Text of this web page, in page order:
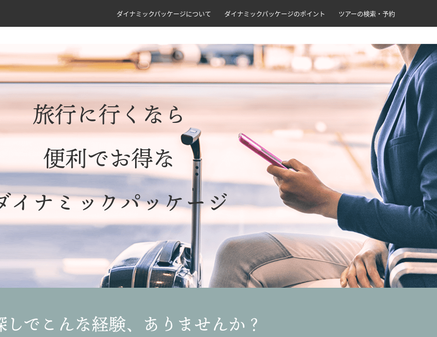
ダイナミックパッケージについて ダイナミックパッケージのポイント ツアーの検索・予約
旅行に行くなら
便利でお得な
イナミックパッケージ
しでこんな経験、ありませんか？